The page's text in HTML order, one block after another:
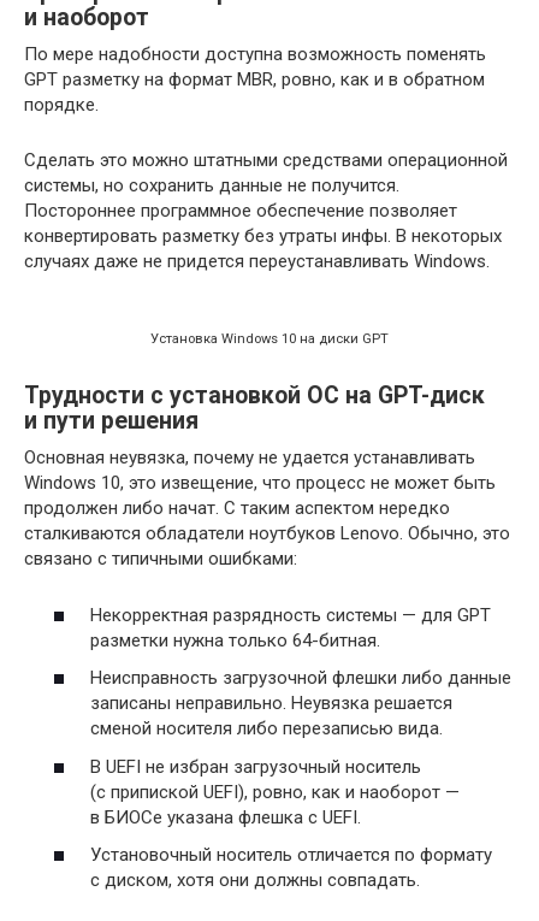
и наоборот
По мере надобности доступна возможность поменять
GPT разметку на формат MBR, ровно, как и в обратном
порядке.
Сделать это можно штатными средствами операционной
системы, но сохранить данные не получится.
Постороннее программное обеспечение позволяет
конвертировать разметку без утраты инфы. В некоторых
случаях даже не придется переустанавливать Windows.
Установка Windows 10 на диски GPT
Трудности с установкой ОС на GPT-диск
и пути решения
Основная неувязка, почему не удается устанавливать
Windows 10, это извещение, что процесс не может быть
продолжен либо начат. С таким аспектом нередко
сталкиваются обладатели ноутбуков Lenovo. Обычно, это
связано с типичными ошибками:
Некорректная разрядность системы — для GPT
разметки нужна только 64-битная.
Неисправность загрузочной флешки либо данные
записаны неправильно. Неувязка решается
сменой носителя либо перезаписью вида.
В UEFI не избран загрузочный носитель
(с припиской UEFI), ровно, как и наоборот —
в БИОСе указана флешка с UEFI.
Установочный носитель отличается по формату
с диском, хотя они должны совпадать.